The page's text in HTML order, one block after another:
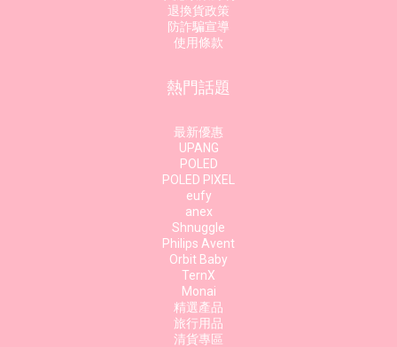
退換貨政策
防詐騙宣導
使用條款
熱門話題
最新優惠
UPANG
POLED
POLED PIXEL
eufy
anex
Shnuggle
Philips Avent
Orbit Baby
TernX
Monai
精選產品
旅行用品
清貨專區